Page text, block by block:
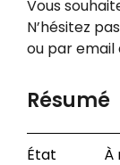
Vous
N’hésitez
ou par email
Résumé
État À